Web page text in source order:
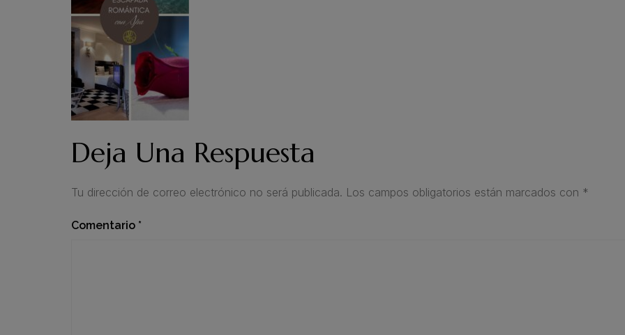
Deja Una Respuesta
Tu dirección de correo electrónico no será publicada. Los campos obligatorios están marcados con *
Comentario *